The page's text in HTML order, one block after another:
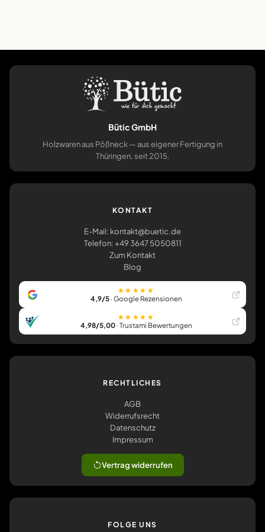
Bütic GmbH
Holzwaren aus Pößneck — aus eigener Fertigung in
Thüringen, seit 2015.
KONTAKT
E-Mail: kontakt@buetic.de
Telefon: +49 3647 5050811
Zum Kontakt
Blog
★★★★★
4,9/5· Google Rezensionen
★★★★★
4,98/5,00· Trustami Bewertungen
RECHTLICHES
AGB
Widerrufsrecht
Datenschutz
Impressum
Vertrag widerrufen
FOLGE UNS